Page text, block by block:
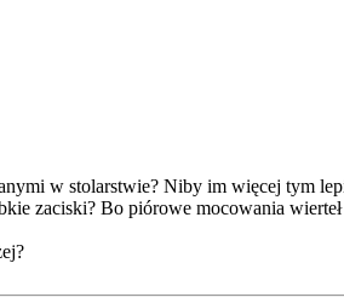
w stolarstwie? Niby im więcej tym
zaciski? Bo piórowe mocowania